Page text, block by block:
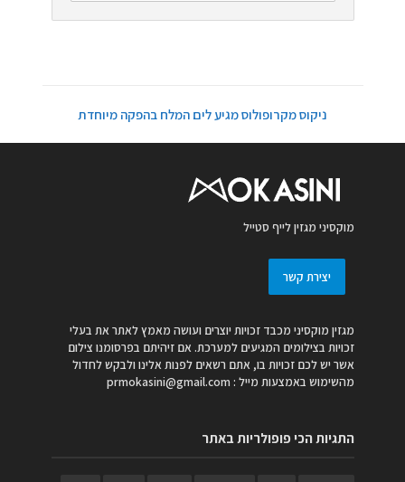
ניקוס מקרופולוס מגיע לים המלח בהפקה מיוחדת
מוקסיני מגזין לייף סטייל
יצירת קשר
מגזין מוקסיני מכבד זכויות יוצרים ועושה מאמץ לאתר את בעלי
זכויות בצילומים המגיעים למערכת. אם זיהיתם בפרסומנו צילום
אשר יש לכם זכויות בו, אתם רשאים לפנות אלינו ולבקש לחדול
מהשימוש באמצעות מייל : prmokasini@gmail.com
התגיות הכי פופולריות באתר